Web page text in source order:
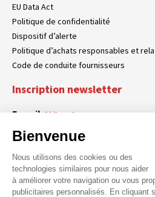
EU Data Act
Politique de confidentialité
Dispositif d’alerte
Politique d’achats responsables et
Code de conduite fournisseurs
Inscription newsletter
E-mailObligatoire
RGPD
Obligatoire
En cochant cette case, vous acceptez que
données personnelles. Pour plus
de données personnelles,cliquez ici.
Bienvenue
Nous utilisons des cookies ou des
technologies similaires pour nous aider
à améliorer votre navigation ou vous
publicitaires personnalisés. En cliquant